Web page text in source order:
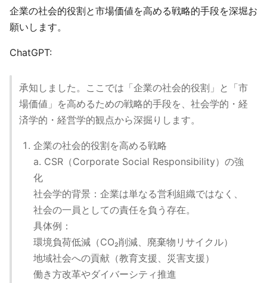
企業の社会的役割と市場価値を高める戦略的手段を深堀お
願いします。
ChatGPT:
承知しました。ここでは「企業の社会的役割」と「市
場価値」を高めるための戦略的手段を、社会学的・経
済学的・経営学的観点から深掘りします。
企業の社会的役割を高める戦略
a. CSR（Corporate Social Responsibility）の強
化
社会学的背景：企業は単なる営利組織ではなく、
社会の一員としての責任を負う存在。
具体例：
環境負荷低減（CO₂削減、廃棄物リサイクル）
地域社会への貢献（教育支援、災害支援）
働き方改革やダイバーシティ推進